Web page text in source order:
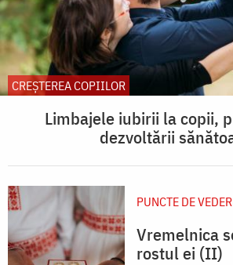
CREŞTEREA COPIILOR
Limbajele iubirii la copii,
dezvoltării
PUNCTE DE
Vremelnica
rostul ei (II)